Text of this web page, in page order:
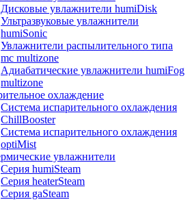
Дисковые увлажнители humiDisk
Ультразвуковые увлажнители
humiSonic
Увлажнители распылительного типа
mc multizone
Адиабатические увлажнители humiFog
multizone
охлаждение
Система испарительного охлаждения
ChillBooster
Система испарительного охлаждения
optiMist
увлажнители
Серия humiSteam
Серия heaterSteam
Серия gaSteam